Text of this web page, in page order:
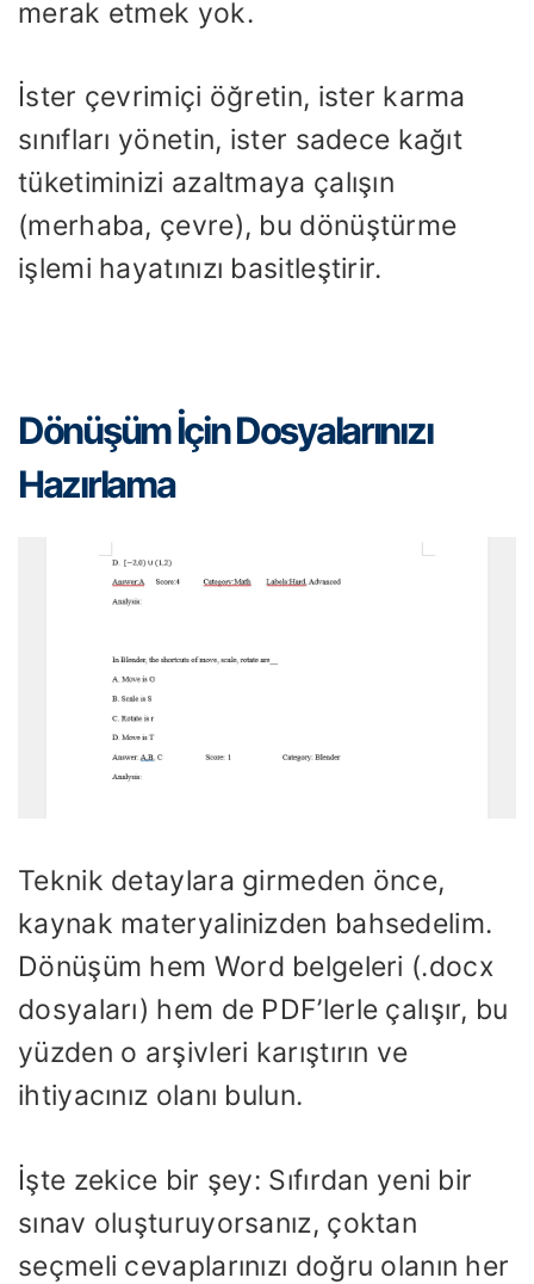
merak etmek yok.
İster çevrimiçi öğretin, ister karma
sınıfları yönetin, ister sadece kağıt
tüketiminizi azaltmaya çalışın
(merhaba, çevre), bu dönüştürme
işlemi hayatınızı basitleştirir.
Dönüşüm İçin Dosyalarınızı
Hazırlama
Teknik detaylara girmeden önce,
kaynak materyalinizden bahsedelim.
Dönüşüm hem Word belgeleri (.docx
dosyaları) hem de PDF’lerle çalışır, bu
yüzden o arşivleri karıştırın ve
ihtiyacınız olanı bulun.
İşte zekice bir şey: Sıfırdan yeni bir
sınav oluşturuyorsanız, çoktan
seçmeli cevaplarınızı doğru olanın her